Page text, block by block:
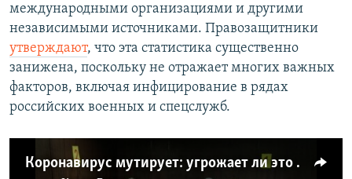
международными организациями и другими
независимыми источниками. Правозащитники
утверждают, что эта статистика существенно
занижена, поскольку не отражает многих важных
факторов, включая инфицирование в рядах
российских военных и спецслужб.
Коронавирус мутирует: угрожает ли это вакцинации (видео)